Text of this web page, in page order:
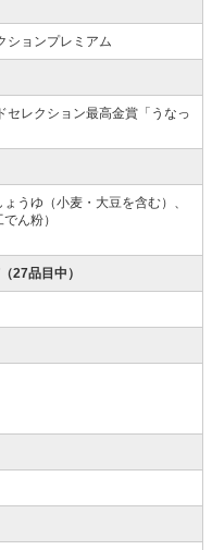
ションプレミアム
セレクション最高金賞「うなっ
うゆ（小麦・大豆を含む）、
ん粉）
27品目中）